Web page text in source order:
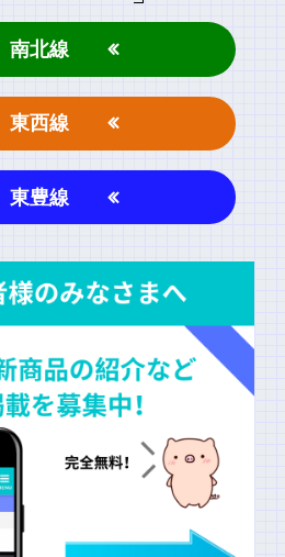
南北線
東西線
東豊線